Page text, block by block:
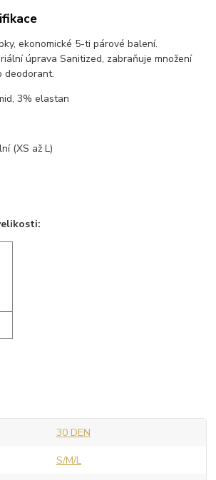
ekonomické 5-ti párové balení.
úprava Sanitized, zabraňuje množení
deodorant.
3% elastan
(XS až L)
30 DEN
S/M/L